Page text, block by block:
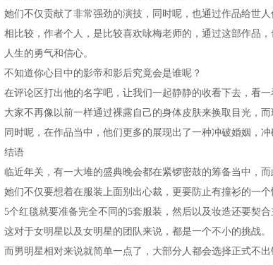
她们不仅贡献了非常强劲的演技，同时呢，也通过作品给世
相比较，作者个人，是比较喜欢咏梅老师的，通过这部作品
人生的勇气和信心。
不知道你心目中的影帝和影后究竟会是谁呢？
在评论区打出他的名字吧，让我们一起静静的收看下去，看
大家不再像以前一样通过裸露自己的身体皮肤来换取目光，
同时呢，在作品当中，他们更多的展现出了一种冲破婚姻，
结语
临近年关，有一大堆的盛典晚会都在紧锣密鼓的筹备当中，
她们不仅要想着在服装上面别出心裁，更要防止有撞衫的一个
5个红毯就要准备完全不同的5套服装，然后以及妆造还要契
这对于女明星以及女明星的团队来说，都是一个不小的挑战。
而男明星相对来说就简单一点了，大部分人都会选择正式不